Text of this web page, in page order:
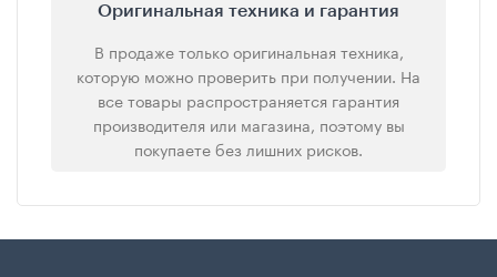
Оригинальная техника и гарантия
В продаже только оригинальная техника,
которую можно проверить при получении. На
все товары распространяется гарантия
производителя или магазина, поэтому вы
покупаете без лишних рисков.